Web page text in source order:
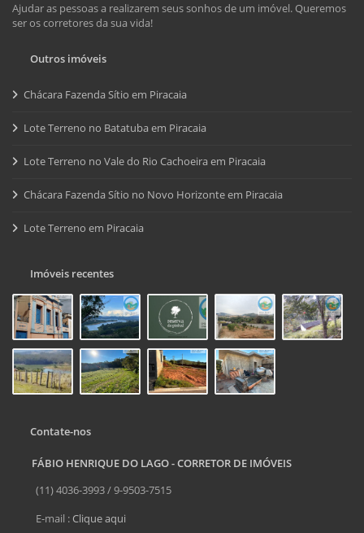
Ajudar as pessoas a realizarem seus sonhos de um imóvel. Queremos
ser os corretores da sua vida!
Outros imóveis
Chácara Fazenda Sítio em Piracaia
Lote Terreno no Batatuba em Piracaia
Lote Terreno no Vale do Rio Cachoeira em Piracaia
Chácara Fazenda Sítio no Novo Horizonte em Piracaia
Lote Terreno em Piracaia
Imóveis recentes
Contate-nos
FÁBIO HENRIQUE DO LAGO - CORRETOR DE IMÓVEIS
(11) 4036-3993 / 9-9503-7515
E-mail :Clique aqui